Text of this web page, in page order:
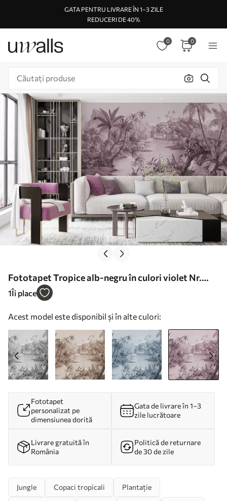
GATA PENTRU LIVRARE ÎN 1–3 ZILE
REDUCERI DE 40%
0 0
Fototapet Tropice alb-negru în culori violet Nr.
u59040v3
1Îi place
Acest model este disponibil și în alte culori:
Fototapet
personalizat pe
dimensiunea dorită
Gata de livrare în 1–3
zile lucrătoare
Livrare gratuită în
România
Politică de returnare
de 30 de zile
Jungle Copaci tropicali Plantație